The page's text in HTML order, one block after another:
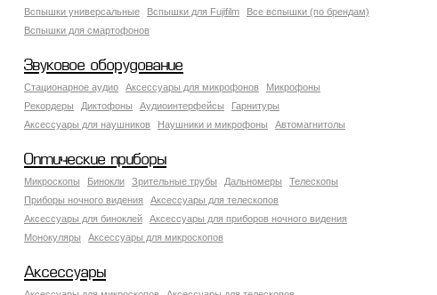
Вспышки универсальные
Вспышки для Fujifilm
Все вспышки (по брендам)
Вспышки для смартофонов
Звуковое оборудование
Стационарное аудио Аксессуары для микрофонов
Микрофоны
Рекордеры
Диктофоны Аудиоинтерфейсы
Гарнитуры
Аксессуары для наушников
Наушники и микрофоны Автомагнитолы
Оптические приборы
Микроскопы Бинокли Зрительные трубы Дальномеры
Телескопы
Приборы ночного видения
Аксессуары для телескопов
Аксессуары для биноклей
Аксессуары для приборов ночного видения
Монокуляры
Аксессуары для микроскопов
Аксессуары